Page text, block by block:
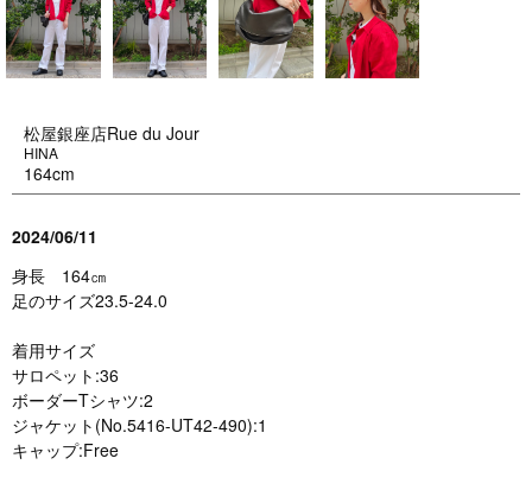
松屋銀座店Rue du Jour
HINA
164cm
2024/06/11
身長 164㎝
足のサイズ23.5-24.0
着用サイズ
サロペット:36
ボーダーTシャツ:2
ジャケット(No.5416-UT42-490):1
キャップ:Free